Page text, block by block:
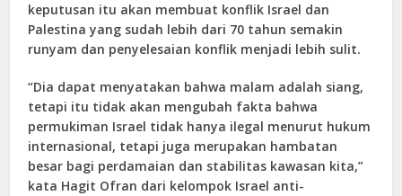
keputusan itu akan membuat konflik Israel dan
Palestina yang sudah lebih dari 70 tahun semakin
runyam dan penyelesaian konflik menjadi lebih sulit.
“Dia dapat menyatakan bahwa malam adalah siang,
tetapi itu tidak akan mengubah fakta bahwa
permukiman Israel tidak hanya ilegal menurut hukum
internasional, tetapi juga merupakan hambatan
besar bagi perdamaian dan stabilitas kawasan kita,”
kata Hagit Ofran dari kelompok Israel anti-